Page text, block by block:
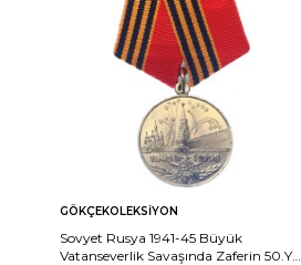
Sepete
Ekle
GÖKÇEKOLEKSIYON
Sovyet Rusya 1941-45 Büyük
Vatanseverlik Savaşında Zaferin 50.Yılı